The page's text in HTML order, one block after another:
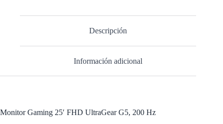
Descripción
Información adicional
Monitor Gaming 25′ FHD UltraGear G5, 200 Hz